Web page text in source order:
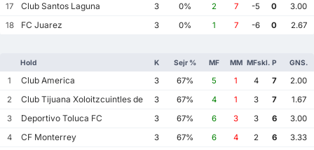
17
Club Santos Laguna 3 0% 2 7 -5 0
3.00
18
FC Juarez 3 0% 1 7 -6 0 2.67
Hold K Sejr % MF MM MFskl. P GNS.
1 Club America 3 67% 5 1 4 7
2.00
2
Club Tijuana Xoloitzcuintles de Caliente
3 67% 4 1 3 7
1.67
3
Deportivo Toluca FC 3 67% 6 3 3 6
3.00
4
CF Monterrey 3 67% 6 4 2 6
3.33